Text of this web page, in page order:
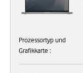
Prozessortyp und
Grafikkarte :